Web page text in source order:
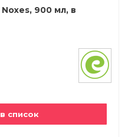
900 мл, в
список